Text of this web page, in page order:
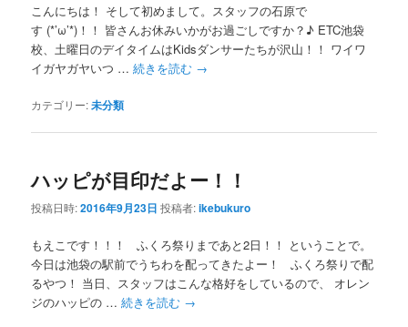
こんにちは！ そして初めまして。スタッフの石原で
す (*’ω’*)！！ 皆さんお休みいかがお過ごしですか？♪ ETC池袋
校、土曜日のデイタイムはKidsダンサーたちが沢山！！ ワイワ
イガヤガヤいつ …続きを読む →
カテゴリー:未分類
ハッピが目印だよー！！
投稿日時:2016年9月23日 投稿者:ikebukuro
もえこです！！！ ふくろ祭りまであと2日！！ ということで。
今日は池袋の駅前でうちわを配ってきたよー！ ふくろ祭りで配
るやつ！ 当日、スタッフはこんな格好をしているので、 オレン
ジのハッピの …続きを読む →